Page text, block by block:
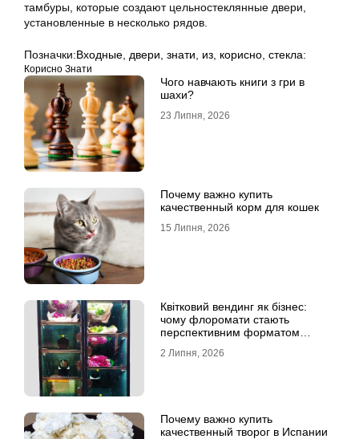
тамбуры, которые создают цельностеклянные двери,
установленные в несколько рядов.
Позначки:Входные двери знати из корисно стекла:
Корисно Знати
Чого навчають книги з гри в
шахи?
23 Липня, 2026
Почему важно купить
качественный корм для кошек
15 Липня, 2026
Квітковий вендинг як бізнес:
чому флоромати стають
перспективним форматом
2 Липня, 2026
Почему важно купить
качественный творог в Испании